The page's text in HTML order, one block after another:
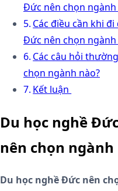
Đức nên chọn
Các điều cần khi
Đức nên chọn
Các câu hỏi
chọn ngành nào?
Kết luận
Du học nghề
nên chọn ngành
Du học nghề Đức nên